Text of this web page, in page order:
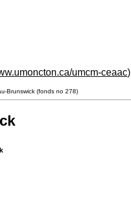
umcm-ceaac)
Brunswick (fonds no 278)